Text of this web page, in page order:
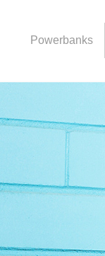
Powerbanks